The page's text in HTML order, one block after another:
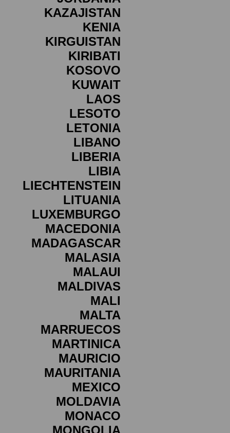
KAZAJISTAN
KENIA
KIRGUISTAN
KIRIBATI
KOSOVO
KUWAIT
LAOS
LESOTO
LETONIA
LIBANO
LIBERIA
LIBIA
LIECHTENSTEIN
LITUANIA
LUXEMBURGO
MACEDONIA
MADAGASCAR
MALASIA
MALAUI
MALDIVAS
MALI
MALTA
MARRUECOS
MARTINICA
MAURICIO
MAURITANIA
MEXICO
MOLDAVIA
MONACO
MONGOLIA